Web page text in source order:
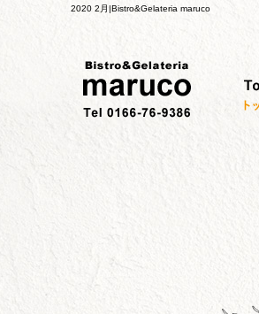
2020 2月|Bistro&Gelateria maruco